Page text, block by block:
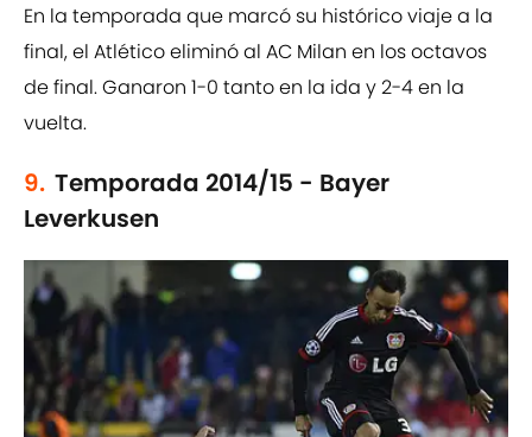
En la temporada que marcó su histórico viaje a la
final, el Atlético eliminó al AC Milan en los octavos
de final. Ganaron 1-0 tanto en la ida y 2-4 en la
vuelta.
9. Temporada 2014/15 - Bayer
Leverkusen